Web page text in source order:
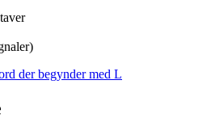
der begynder med L